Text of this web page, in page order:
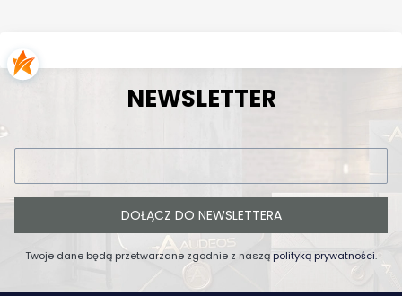
NEWSLETTER
DOŁĄCZ DO NEWSLETTERA
Twoje dane będą przetwarzane zgodnie z naszą polityką prywatności.